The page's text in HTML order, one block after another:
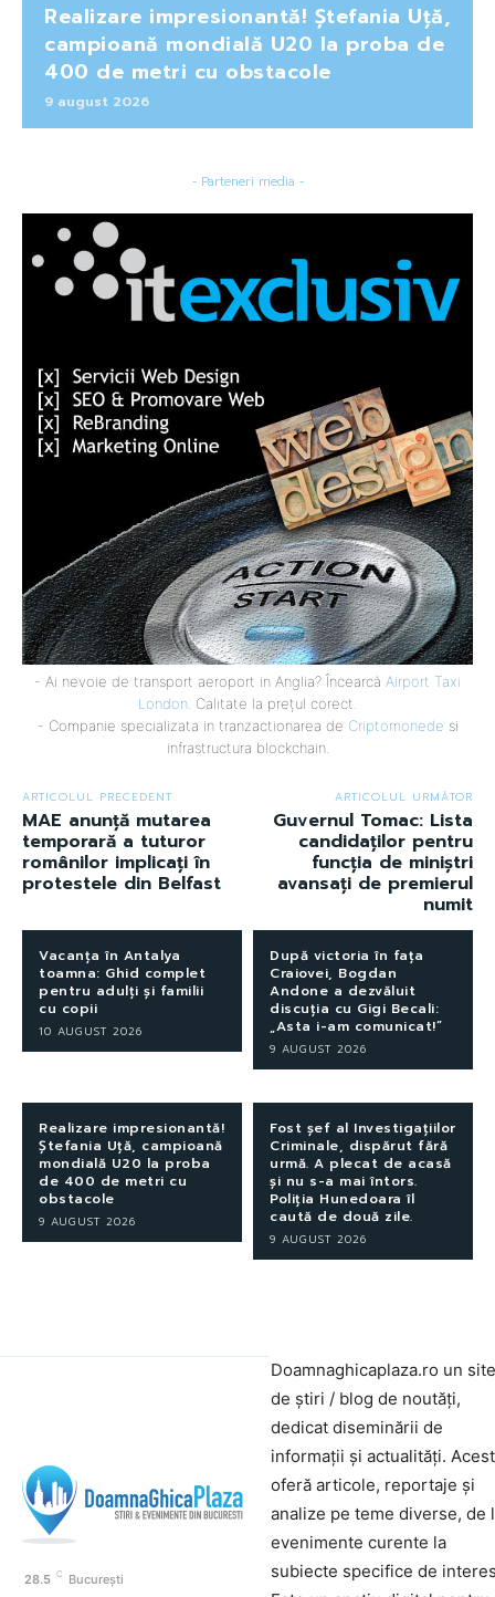
Realizare impresionantă! Ștefania Uță,
campioană mondială U20 la proba de
400 de metri cu obstacole
9 august 2026
- Parteneri media -
- Ai nevoie de transport aeroport in Anglia? Încearcă Airport Taxi
London . Calitate la prețul corect.
- Companie specializata in tranzactionarea de Criptomonede si
infrastructura blockchain.
ARTICOLUL PRECEDENT
MAE anunță mutarea
temporară a tuturor
românilor implicați în
protestele din Belfast
ARTICOLUL URMĂTOR
Guvernul Tomac: Lista
candidaților pentru
funcția de miniștri
avansați de premierul
numit
Vacanța în Antalya
toamna: Ghid complet
pentru adulți și familii
cu copii
10 AUGUST 2026
După victoria în fața
Craiovei, Bogdan
Andone a dezvăluit
discuția cu Gigi Becali:
„Asta i-am comunicat!”
9 AUGUST 2026
Realizare impresionantă!
Ștefania Uță, campioană
mondială U20 la proba
de 400 de metri cu
obstacole
9 AUGUST 2026
Fost șef al Investigațiilor
Criminale, dispărut fără
urmă. A plecat de acasă
și nu s-a mai întors.
Poliția Hunedoara îl
caută de două zile.
9 AUGUST 2026
28.5 C București
Doamnaghicaplaza.ro un site
de știri / blog de noutăți,
dedicat diseminării de
informații și actualități.
oferă articole, reportaje și
analize pe teme diverse, de
evenimente curente la
subiecte specifice de